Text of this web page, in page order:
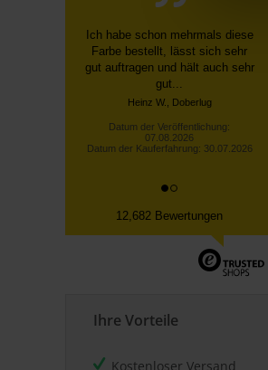
Schnelle, unkomplizierte
Bestellung über die Homepage,
schnelle Lieferung, gute
Sendungsverfolgung ...
Datum der Veröffentlichung:
07.08.2026
Datum der Kauferfahrung: 27.07.2026
12,682 Bewertungen
Ihre Vorteile
Kostenloser Versand